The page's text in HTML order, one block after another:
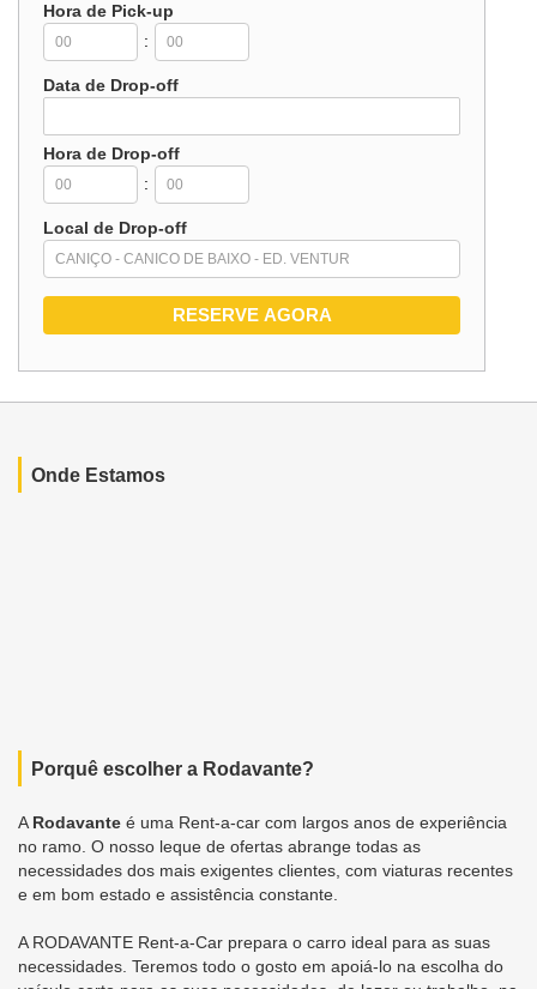
Hora de Pick-up
:
Data de Drop-off
Hora de Drop-off
:
Local de Drop-off
Onde Estamos
Porquê escolher a Rodavante?
ARodavante é uma Rent-a-car com largos anos de experiência
no ramo. O nosso leque de ofertas abrange todas as
necessidades dos mais exigentes clientes, com viaturas recentes
e em bom estado e assistência constante.
A RODAVANTE Rent-a-Car prepara o carro ideal para as suas
necessidades. Teremos todo o gosto em apoiá-lo na escolha do